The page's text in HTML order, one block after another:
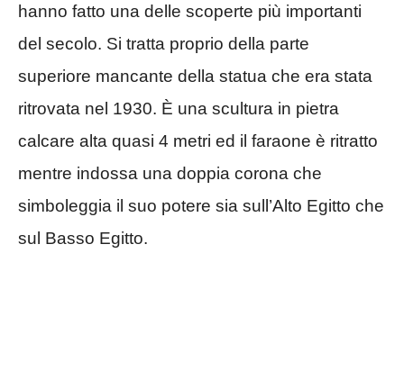
hanno fatto una delle scoperte più importanti
del secolo. Si tratta proprio della parte
superiore mancante della statua che era stata
ritrovata nel 1930. È una scultura in pietra
calcare alta quasi 4 metri ed il faraone è ritratto
mentre indossa una doppia corona che
simboleggia il suo potere sia sull’Alto Egitto che
sul Basso Egitto.